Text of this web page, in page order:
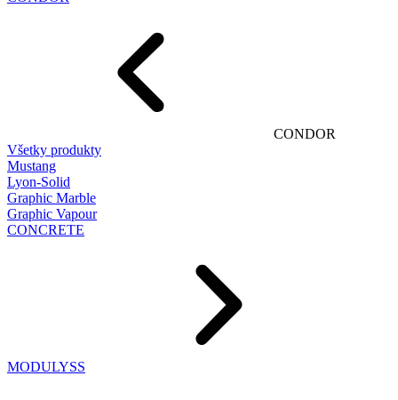
CONDOR
Všetky produkty
Mustang
Lyon-Solid
Graphic Marble
Graphic Vapour
CONCRETE
MODULYSS